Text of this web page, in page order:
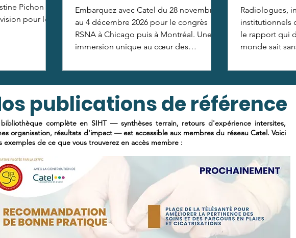
Pichon
pour les
Embarquez avec Catel du 28 novembre
au 4 décembre 2026 pour le congrès
RSNA à Chicago puis à Montréal. Une
immersion unique au cœur des
pour décrypter le futur de l'imagerie
médicale. Places limitées à 25
participants !
Radiologues,
institutionnels
le rapport qui
monde sait
publications de référence
bibliothèque complète en SIHT — synthèses terrain, retours d'expérience intersites,
organisation, résultats d'impact — est accessible aux membres du réseau Catel. Voici
exemples de ce que vous trouverez en accès membre :